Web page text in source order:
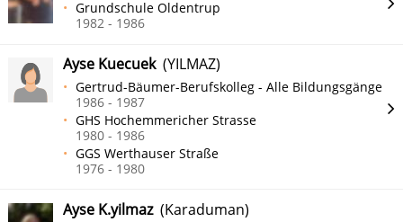
Grundschule Oldentrup
1982 - 1986
Ayse Kuecuek(YILMAZ)
Gertrud-Bäumer-Berufskolleg - Alle Bildungsgänge
1986 - 1987
GHS Hochemmericher Strasse
1980 - 1986
GGS Werthauser Straße
1976 - 1980
Ayse K.yilmaz(Karaduman)